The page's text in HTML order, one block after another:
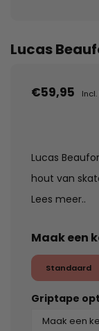
Lucas
€59,95
Lucas
hout van
Lees meer..
Maak een
Standaard
Griptape